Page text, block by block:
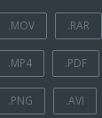
.MOV .RAR
.MP4 .PDF
.PNG .AVI